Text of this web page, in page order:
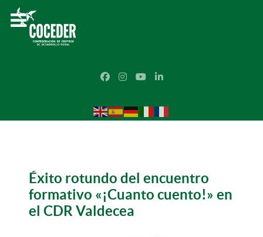
Éxito rotundo del encuentro
formativo «¡Cuanto cuento!» en
el CDR Valdecea